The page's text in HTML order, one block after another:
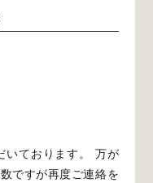
いております。 万が
ですが再度ご連絡を